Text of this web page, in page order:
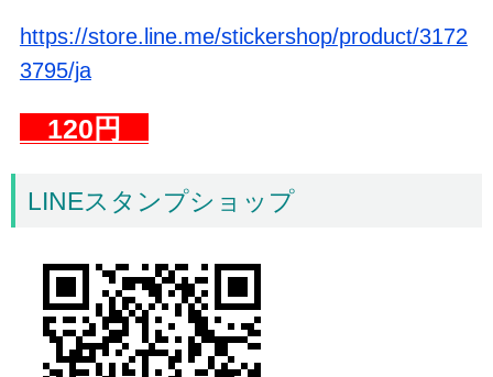
https://store.line.me/stickershop/product/3172
3795/ja
120円
LINEスタンプショップ